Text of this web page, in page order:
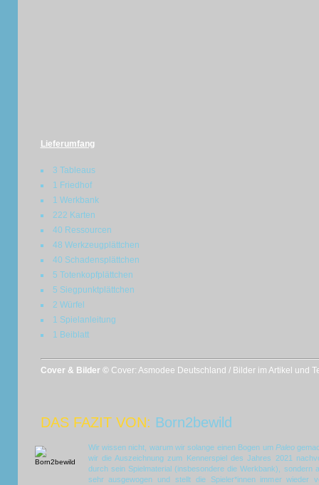
Lieferumfang
3 Tableaus
1 Friedhof
1 Werkbank
222 Karten
40 Ressourcen
48 Werkzeugplättchen
40 Schadensplättchen
5 Totenkopfplättchen
5 Siegpunktplättchen
2 Würfel
1 Spielanleitung
1 Beiblatt
Cover & Bilder © Cover: Asmodee Deutschland / Bilder im Artikel und
DAS FAZIT VON: Born2bewild
Wir wissen nicht, warum wir solange einen Bogen um Paleo
wir die Auszeichnung zum Kennerspiel des Jahres 2021
durch sein Spielmaterial (insbesondere die Werkbank), sondern
sehr ausgewogen und stellt die Spieler*innen immer wieder